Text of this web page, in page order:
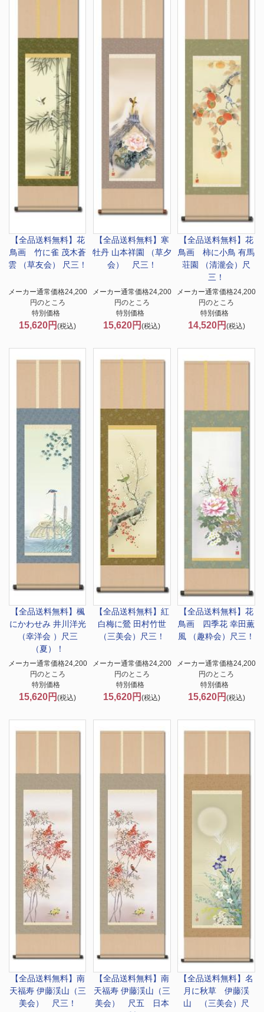
【全品送料無料】 花
鳥画 竹に雀 茂木蒼
雲 （草友会） 尺三！
メーカー通常価格24,200
円のところ
特別価格
15,620円(税込)
【全品送料無料】 寒
牡丹 山本祥園 （草夕
会） 尺三！
メーカー通常価格24,200
円のところ
特別価格
15,620円(税込)
【全品送料無料】花
鳥画 柿に小鳥 有馬
荘園 （清瀧会）尺
三！
メーカー通常価格24,200
円のところ
特別価格
14,520円 (税込)
【全品送料無料】 楓
にかわせみ 井川洋光
（幸洋会 ）尺三
（夏）！
メーカー通常価格24,200
円のところ
特別価格
15,620円(税込)
【全品送料無料】 紅
白梅に鶯 田村竹世
（三美会）尺三！
メーカー通常価格24,200
円のところ
特別価格
15,620円(税込)
【全品送料無料】花
鳥画 四季花 幸田薫
風 （趣粋会）尺三！
メーカー通常価格24,200
円のところ
特別価格
15,620円 (税込)
【全品送料無料】 南
天福寿 伊藤渓山（三
美会） 尺三！
【全品送料無料】 南
天福寿 伊藤渓山（三
美会） 尺五 日本
【全品送料無料】名
月に秋草 伊藤渓
山 （三美会）尺